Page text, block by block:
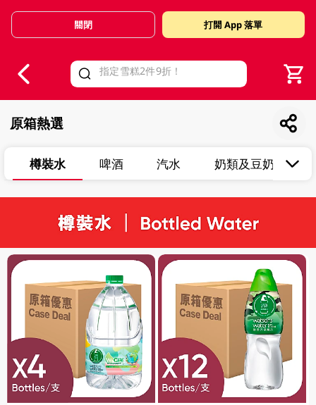
Valid Until 30 June 2026
關閉 打開 App 落單
原箱熱選
樽裝水 啤酒 汽水 奶類及豆奶類飲品